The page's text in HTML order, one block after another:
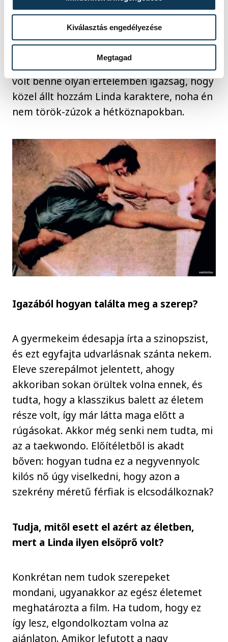
Kiválasztás engedélyezése
Megtagad
felhőtlenül örültünk. De például sokszor
megkaptam a kritikát, hogy magamat
játszom. Erre csak azt tudtam mondani,
hogy ha elhiszik, hogy tényleg Linda
vagyok, akkor elég jól csinálom. Egyébként
volt benne olyan értelemben igazság, hogy
közel állt hozzám Linda karaktere, noha én
nem török-zúzok a hétköznapokban.
Igazából hogyan találta meg a szerep?
A gyermekeim édesapja írta a szinopszist,
és ezt egyfajta udvarlásnak szánta nekem.
Eleve szerepálmot jelentett, ahogy
akkoriban sokan örültek volna ennek, és
tudta, hogy a klasszikus balett az életem
része volt, így már látta maga előtt a
rúgásokat. Akkor még senki nem tudta, mi
az a taekwondo. Előítéletből is akadt
bőven: hogyan tudna ez a negyvennyolc
kilós nő úgy viselkedni, hogy azon a
szekrény méretű férfiak is elcsodálkoznak?
Tudja, mitől esett el azért az életben,
mert a Linda ilyen elsöprő volt?
Konkrétan nem tudok szerepeket
mondani, ugyanakkor az egész életemet
meghatározta a film. Ha tudom, hogy ez
így lesz, elgondolkoztam volna az
ajánlaton. Amikor lefutott a nagy